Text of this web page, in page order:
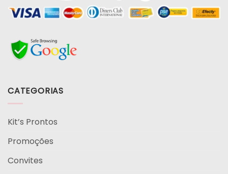
CATEGORIAS
Kit’s Prontos
Promoções
Convites